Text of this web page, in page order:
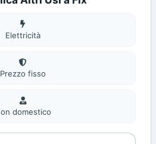
Elettricità
Elettricità
Prezzo fisso
Non
domestic
domestico